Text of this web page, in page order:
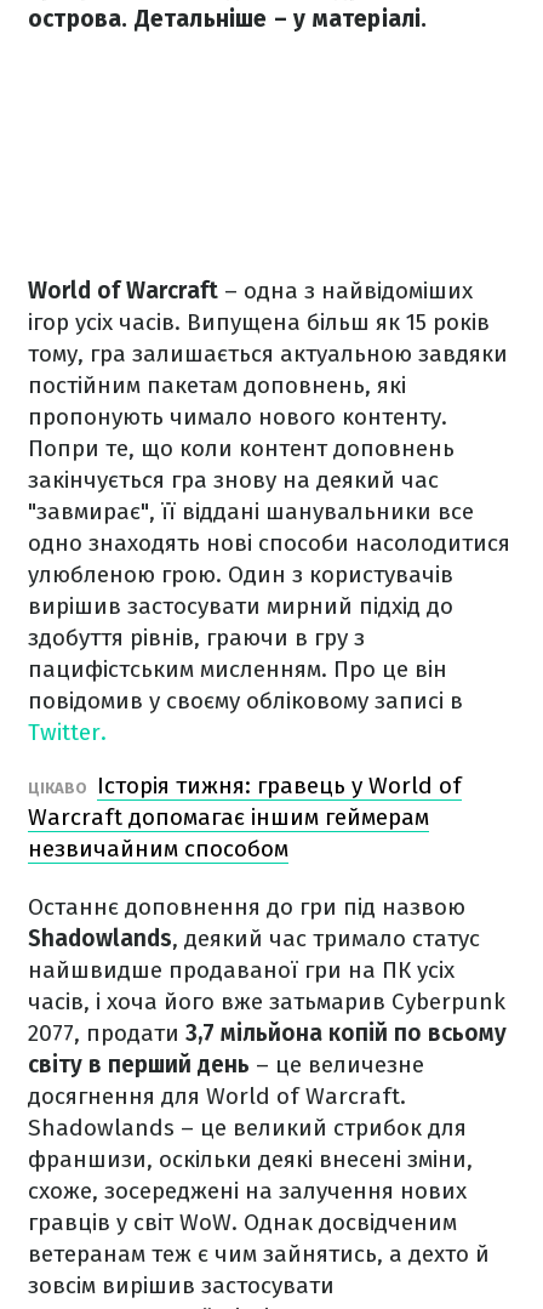
острова. Детальніше – у матеріалі.
World of Warcraft – одна з найвідоміших
ігор усіх часів. Випущена більш як 15 років
тому, гра залишається актуальною завдяки
постійним пакетам доповнень, які
пропонують чимало нового контенту.
Попри те, що коли контент доповнень
закінчується гра знову на деякий час
"завмирає", її віддані шанувальники все
одно знаходять нові способи насолодитися
улюбленою грою. Один з користувачів
вирішив застосувати мирний підхід до
здобуття рівнів, граючи в гру з
пацифістським мисленням. Про це він
повідомив у своєму обліковому записі в
Twitter.
ЦІКАВО
Історія тижня: гравець у World of
Warcraft допомагає іншим геймерам
незвичайним способом
Останнє доповнення до гри під назвою
Shadowlands, деякий час тримало статус
найшвидше продаваної гри на ПК усіх
часів, і хоча його вже затьмарив Cyberpunk
2077, продати 3,7 мільйона копій по всьому
світу в перший день – це величезне
досягнення для World of Warcraft.
Shadowlands – це великий стрибок для
франшизи, оскільки деякі внесені зміни,
схоже, зосереджені на залучення нових
гравців у світ WoW. Однак досвідченим
ветеранам теж є чим зайнятись, а дехто й
зовсім вирішив застосувати